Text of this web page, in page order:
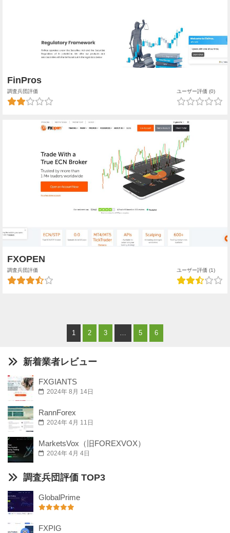
FinPros
調査兵団評価 ユーザー評価 (0)
FXOPEN
調査兵団評価 ユーザー評価 (1)
1 2 3 5 6
新着業者レビュー
FXGIANTS
2024年 8月 14日
RannForex
2024年 4月 11日
MarketsVox（旧FOREXVOX）
2024年 4月 4日
調査兵団評価 TOP3
GlobalPrime
FXPIG